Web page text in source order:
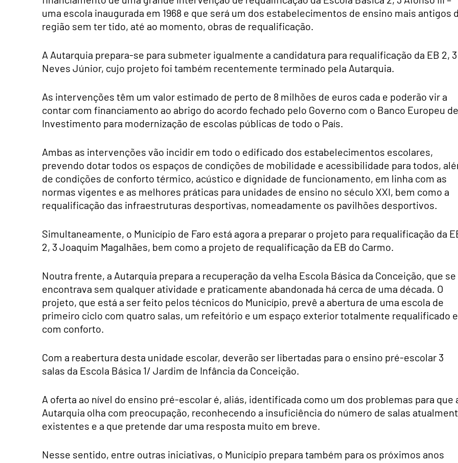
uma escola inaugurada em 1968 e que será um dos estabelecimentos de ensino mais antigos
região sem ter tido, até ao momento, obras de requalificação.
A Autarquia prepara-se para submeter igualmente a candidatura para requalificação da EB 2, 3
Neves Júnior, cujo projeto foi também recentemente terminado pela Autarquia.
As intervenções têm um valor estimado de perto de 8 milhões de euros cada e poderão vir a
contar com financiamento ao abrigo do acordo fechado pelo Governo com o Banco Europeu de
Investimento para modernização de escolas públicas de todo o País.
Ambas as intervenções vão incidir em todo o edificado dos estabelecimentos escolares,
prevendo dotar todos os espaços de condições de mobilidade e acessibilidade para todos,
de condições de conforto térmico, acústico e dignidade de funcionamento, em linha com as
normas vigentes e as melhores práticas para unidades de ensino no século XXI, bem como a
requalificação das infraestruturas desportivas, nomeadamente os pavilhões desportivos.
Simultaneamente, o Município de Faro está agora a preparar o projeto para requalificação da
2, 3 Joaquim Magalhães, bem como a projeto de requalificação da EB do Carmo.
Noutra frente, a Autarquia prepara a recuperação da velha Escola Básica da Conceição, que se
encontrava sem qualquer atividade e praticamente abandonada há cerca de uma década. O
projeto, que está a ser feito pelos técnicos do Município, prevê a abertura de uma escola de
primeiro ciclo com quatro salas, um refeitório e um espaço exterior totalmente requalificado e
com conforto.
Com a reabertura desta unidade escolar, deverão ser libertadas para o ensino pré-escolar 3
salas da Escola Básica 1/ Jardim de Infância da Conceição.
A oferta ao nível do ensino pré-escolar é, aliás, identificada como um dos problemas para que
Autarquia olha com preocupação, reconhecendo a insuficiência do número de salas
existentes e a que pretende dar uma resposta muito em breve.
Nesse sentido, entre outras iniciativas, o Município prepara também para os próximos anos